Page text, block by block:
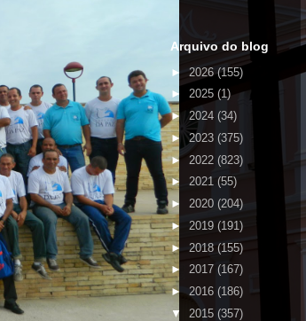
Arquivo do blog
►2026(155)
► 2025 (1)
► 2024 (34)
►2023 (375)
► 2022 (823)
► 2021 (55)
► 2020 (204)
► 2019 (191)
► 2018(155)
► 2017 (167)
► 2016 (186)
▼ 2015 (357)